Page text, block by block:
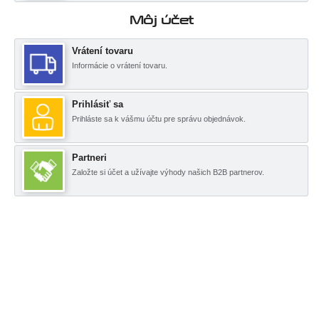
Môj účet
Vrátení tovaru
Informácie o vrátení tovaru.
Prihlásiť sa
Prihláste sa k vášmu účtu pre správu objednávok.
Partneri
Založte si účet a užívajte výhody našich B2B partnerov.